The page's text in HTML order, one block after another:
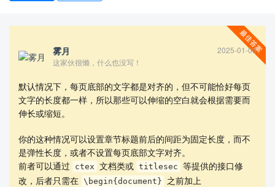
  \zhlipsum
更新：精简代码
雾月
2025-01-06
这家伙很懒，什么也没写！
默认情况下，每页底部的文字都是对齐的，但不可能恰好每页
文字的长度都一样，所以那些可以伸缩的空白就会根据需要而
伸长或缩短。
你的这种情况可以设置章节标题前后的间距为固定长度，而不
是弹性长度，或者不设置每页底部文字对齐。
前者可以通过
ctex 文档类或 titlesec 等提供的接口修
改，后者只需在 \begin{document} 之前加上